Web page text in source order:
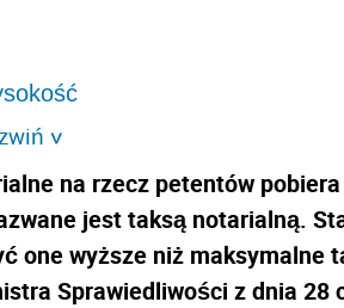
>
na rzecz petentów pobiera
jest taksą notarialną.
one wyższe niż maksymalne
Sprawiedliwości z dnia 28